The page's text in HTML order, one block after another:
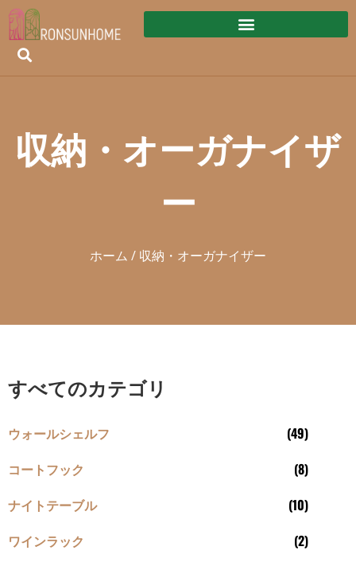
収納・オーガナイザ
ー
ホーム / 収納・オーガナイザー
すべてのカテゴリ
ウォールシェルフ
(49)
コートフック
(8)
ナイトテーブル
(10)
ワインラック
(2)